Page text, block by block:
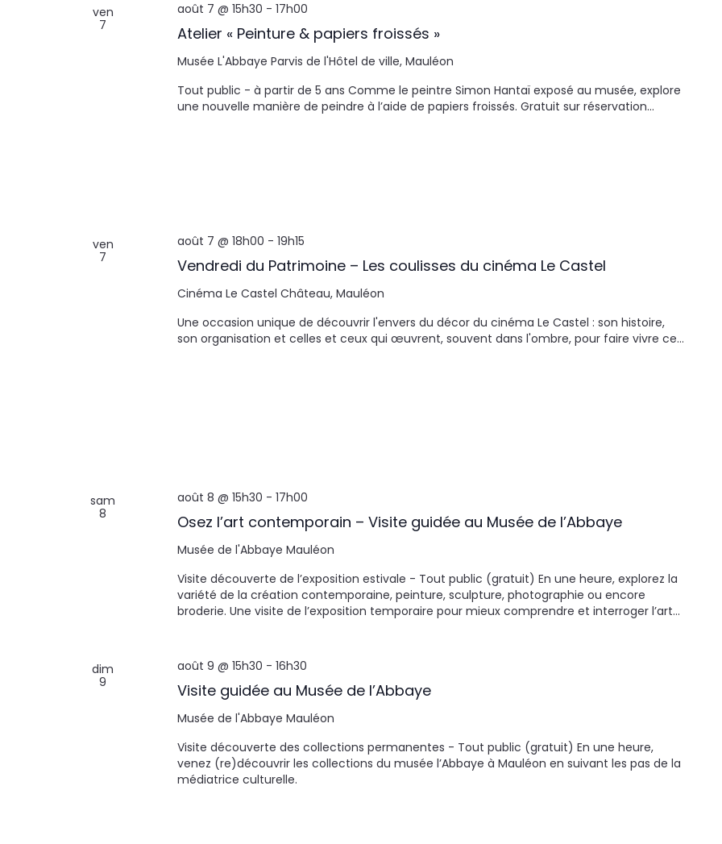
ven
7
Atelier « Peinture & papiers froissés »
août 7 @ 15h30 - 17h00
Musée L'Abbaye Parvis de l'Hôtel de ville, Mauléon
Tout public - à partir de 5 ans Comme le peintre Simon Hantaï exposé au musée, explore
une nouvelle manière de peindre à l’aide de papiers froissés. Gratuit sur réservation…
ven
7
Vendredi du Patrimoine – Les coulisses du cinéma Le Castel
août 7 @ 18h00 - 19h15
Cinéma Le Castel Château, Mauléon
Une occasion unique de découvrir l'envers du décor du cinéma Le Castel : son histoire,
son organisation et celles et ceux qui œuvrent, souvent dans l'ombre, pour faire vivre ce…
sam
8
Osez l’art contemporain – Visite guidée au Musée de l’Abbaye
août 8 @ 15h30 - 17h00
Musée de l'Abbaye Mauléon
Visite découverte de l’exposition estivale - Tout public (gratuit) En une heure, explorez la
variété de la création contemporaine, peinture, sculpture, photographie ou encore
broderie. Une visite de l’exposition temporaire pour mieux comprendre et interroger l’art…
dim
9
Visite guidée au Musée de l’Abbaye
août 9 @ 15h30 - 16h30
Musée de l'Abbaye Mauléon
Visite découverte des collections permanentes - Tout public (gratuit) En une heure,
venez (re)découvrir les collections du musée l’Abbaye à Mauléon en suivant les pas de la
médiatrice culturelle.